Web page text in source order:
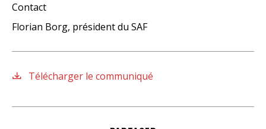
Contact
Florian Borg, président du SAF
Télécharger le communiqué